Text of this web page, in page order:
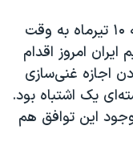
کاخ سفید در بیانیه‌ای که عصر دوشنبه ۱۰ تیرماه به وقت
امروز اقدام
اجازه غنی‌سازی
یک اشتباه بود.
این توافق هم